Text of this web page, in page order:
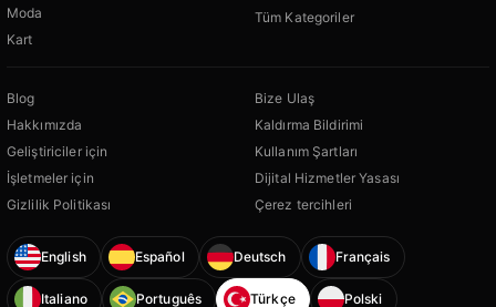
Moda
Kart
Tüm Kategoriler
Blog
Hakkımızda
Geliştiriciler için
İşletmeler için
Gizlilik Politikası
Bize Ulaş
Kaldırma Bildirimi
Kullanım Şartları
Dijital Hizmetler Yasası
Çerez tercihleri
English Español Deutsch Français
Italiano Português Türkçe Polski